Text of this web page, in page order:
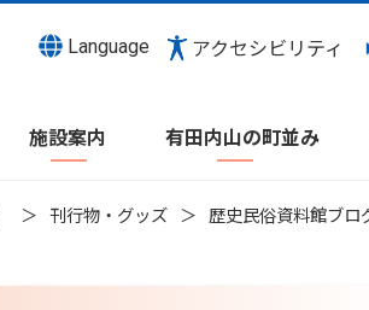
Language アクセシビリティ
施設案内 有田内山の町並み
刊行物・グッズ 歴史民俗資料館ブロ